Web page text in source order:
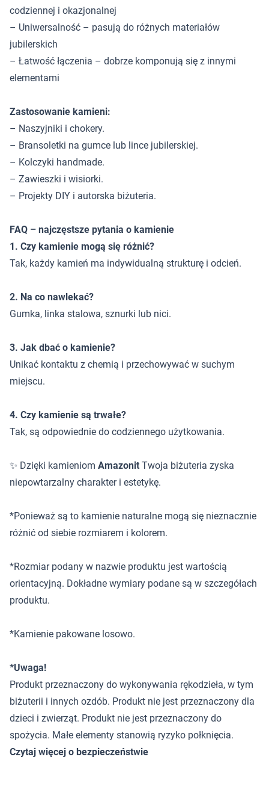
codziennej i okazjonalnej
– Uniwersalność – pasują do różnych materiałów
jubilerskich
– Łatwość łączenia – dobrze komponują się z innymi
elementami
Zastosowanie kamieni:
– Naszyjniki i chokery.
– Bransoletki na gumce lub lince jubilerskiej.
– Kolczyki handmade.
– Zawieszki i wisiorki.
– Projekty DIY i autorska biżuteria.
FAQ – najczęstsze pytania o kamienie
1. Czy kamienie mogą się różnić?
Tak, każdy kamień ma indywidualną strukturę i odcień.
2. Na co nawlekać?
Gumka, linka stalowa, sznurki lub nici.
3. Jak dbać o kamienie?
Unikać kontaktu z chemią i przechowywać w suchym
miejscu.
4. Czy kamienie są trwałe?
Tak, są odpowiednie do codziennego użytkowania.
✨ Dzięki kamieniom Amazonit Twoja biżuteria zyska
niepowtarzalny charakter i estetykę.
*Ponieważ są to kamienie naturalne mogą się nieznacznie
różnić od siebie rozmiarem i kolorem.
*Rozmiar podany w nazwie produktu jest wartością
orientacyjną. Dokładne wymiary podane są w szczegółach
produktu.
*Kamienie pakowane losowo.
*Uwaga!
Produkt przeznaczony do wykonywania rękodzieła, w tym
biżuterii i innych ozdób. Produkt nie jest przeznaczony dla
dzieci i zwierząt. Produkt nie jest przeznaczony do
spożycia. Małe elementy stanowią ryzyko połknięcia.
Czytaj więcej o bezpieczeństwie